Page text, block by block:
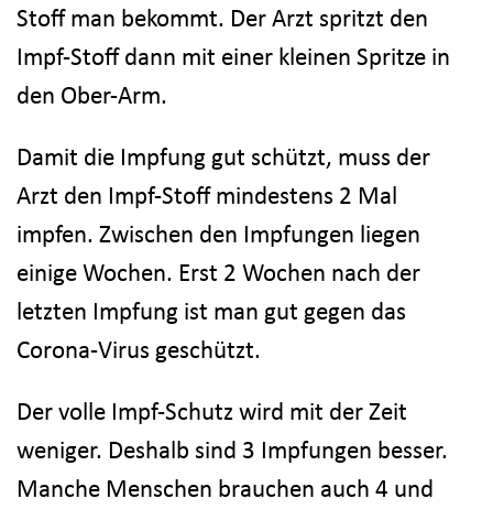
Stoff man bekommt. Der Arzt spritzt den
Impf-Stoff dann mit einer kleinen Spritze in
den Ober-Arm.
Damit die Impfung gut schützt, muss der
Arzt den Impf-Stoff mindestens 2 Mal
impfen. Zwischen den Impfungen liegen
einige Wochen. Erst 2 Wochen nach der
letzten Impfung ist man gut gegen das
Corona-Virus geschützt.
Der volle Impf-Schutz wird mit der Zeit
weniger. Deshalb sind 3 Impfungen besser.
Manche Menschen brauchen auch 4 und